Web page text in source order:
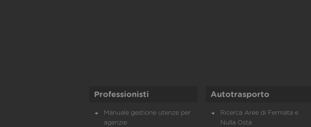
Professionisti
Manuale gestione utenze per
agenzie
Autotrasporto
Ricerca Aree di Fermata e
Nulla Osta